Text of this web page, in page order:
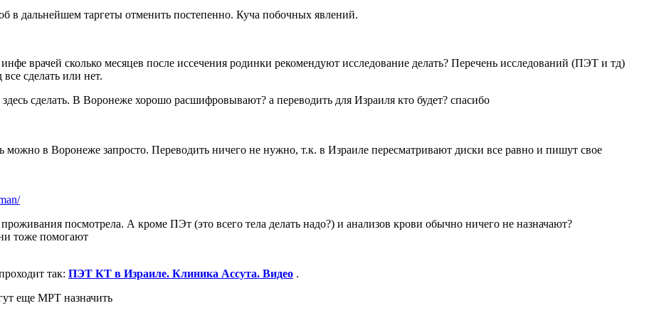
в дальнейшем таргеты отменить постепенно. Куча побочных явлений.
врачей сколько месяцев после иссечения родинки рекомендуют исследование делать? Перечень исследований (ПЭТ и тд)
сделать или нет.
сделать. В Воронеже хорошо расшифровывают? а переводить для Израиля кто будет? спасибо
в Воронеже запросто. Переводить ничего не нужно, т.к. в Израиле пересматривают диски все равно и пишут свое
посмотрела. А кроме ПЭт (это всего тела делать надо?) и анализов крови обычно ничего не назначают?
тоже помогают
так: ПЭТ КТ в Израиле. Клиника Ассута. Видео .
еще МРТ назначить